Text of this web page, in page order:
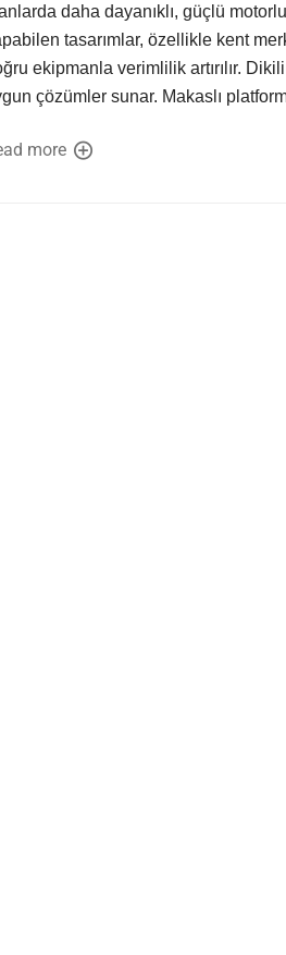
daha dayanıklı, güçlü
tasarımlar, özellikle kent
ekipmanla verimlilik artırılır.
çözümler sunar. Makaslı
more